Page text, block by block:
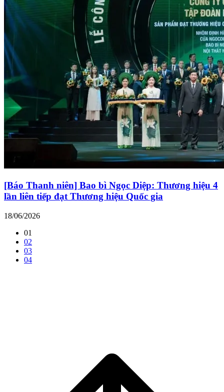
[Báo Thanh niên] Bao bì Ngọc Diệp: Thương hiệu 4
lần liên tiếp đạt Thương hiệu Quốc gia
18/06/2026
01
02
03
04